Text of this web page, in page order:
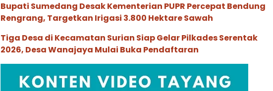
Bupati Sumedang Desak Kementerian PUPR Percepat Bendung
Rengrang, Targetkan Irigasi 3.800 Hektare Sawah
Tiga Desa di Kecamatan Surian Siap Gelar Pilkades Serentak
2026, Desa Wanajaya Mulai Buka Pendaftaran